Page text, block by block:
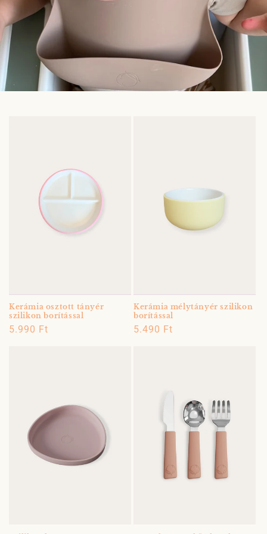
Kerámia osztott tányér
szilikon borítással
Normál
5.990 Ft
Kerámia mélytányér szilikon
borítással
Normál
5.490 Ft